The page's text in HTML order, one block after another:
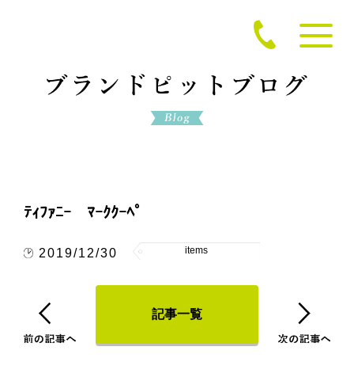
ﾃｨﾌｧﾆｰ ﾏｰｸｸｰﾍﾟ
2019/12/30 items
記事一覧